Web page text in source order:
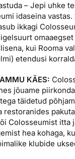
– Jepi uhke
idaseina
ikkagi
kui Rooma
etendusi
KÄES:
jõuame
täidetud
restoranides
Colosseumist itta
hea kohaga,
klubide